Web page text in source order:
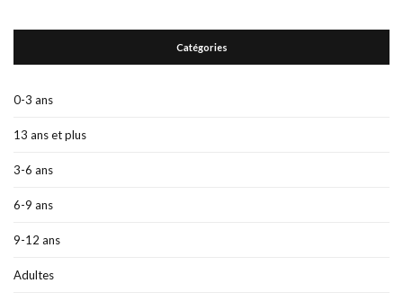
Catégories
0-3 ans
13 ans et plus
3-6 ans
6-9 ans
9-12 ans
Adultes